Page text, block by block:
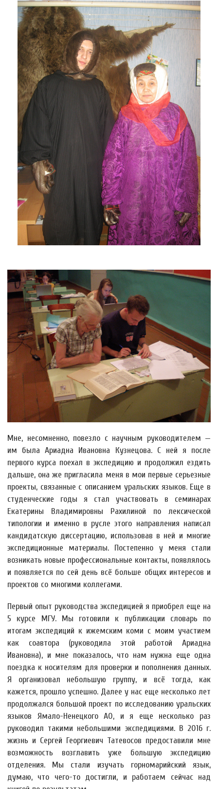
Мне, несомненно, повезло с научным руководителем —
им была Ариадна Ивановна Кузнецова. С ней я после
первого курса поехал в экспедицию и продолжил ездить
дальше, она же пригласила меня в мои первые серьезные
проекты, связанные с описанием уральских языков. Еще в
студенческие годы я стал участвовать в семинарах
Екатерины Владимировны Рахилиной по лексической
типологии и именно в русле этого направления написал
кандидатскую диссертацию, использовав в ней и многие
экспедиционные материалы. Постепенно у меня стали
возникать новые профессиональные контакты, появлялось
и появляется по сей день всё больше общих интересов и
проектов со многими коллегами.
Первый опыт руководства экспедицией я приобрел еще на
5 курсе МГУ. Мы готовили к публикации словарь по
итогам экспедиций к ижемским коми с моим участием
как соавтора (руководила этой работой Ариадна
Ивановна), и мне показалось, что нам нужна еще одна
поездка к носителям для проверки и пополнения данных.
Я организовал небольшую группу, и всё тогда, как
кажется, прошло успешно. Далее у нас еще несколько лет
продолжался большой проект по исследованию уральских
языков Ямало-Ненецкого АО, и я еще несколько раз
руководил такими небольшими экспедициями. В 2016 г.
жизнь и Сергей Георгиевич Татевосов предоставили мне
возможность возглавить уже большую экспедицию
отделения. Мы стали изучать горномарийский язык,
думаю, что чего-то достигли, и работаем сейчас над